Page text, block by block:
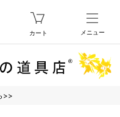
カート メニュー
>>